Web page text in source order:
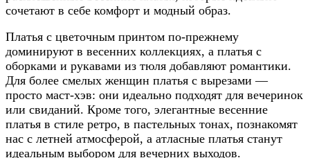
сочетают в себе комфорт и модный образ.
Платья с цветочным принтом по-прежнему
доминируют в весенних коллекциях, а платья с
оборками и рукавами из тюля добавляют романтики.
Для более смелых женщин платья с вырезами —
просто маст-хэв: они идеально подходят для вечеринок
или свиданий. Кроме того, элегантные весенние
платья в стиле ретро, в пастельных тонах, познакомят
нас с летней атмосферой, а атласные платья станут
идеальным выбором для вечерних выходов.